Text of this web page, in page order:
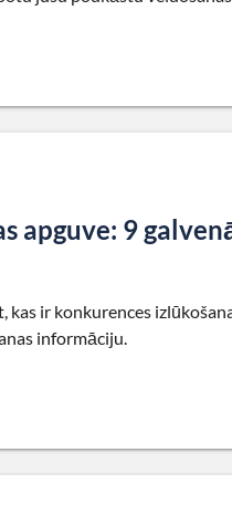
apguve: 9
ir konkurences
informāciju.